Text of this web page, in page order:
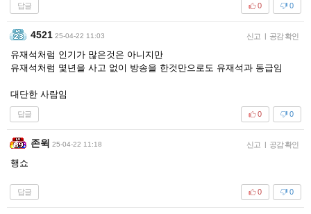
답글 0
0
4521 25-04-22 11:03 신고 | 공감 확인
유재석처럼 인기가 많은것은 아니지만
유재석처럼 몇년을 사고 없이 방송을 한것만으로도 유재석과 동급임
대단한 사람임
답글 0
0
존윅 25-04-22 11:18 신고 | 공감 확인
행쇼
답글 0
0